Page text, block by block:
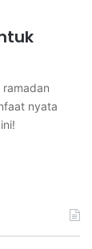
nyata